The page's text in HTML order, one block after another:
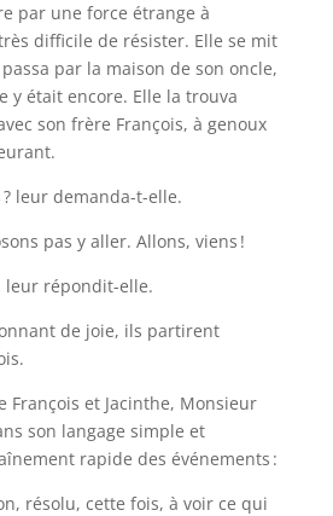
par une force étrange à
difficile de résister. Elle se mit
par la maison de son oncle,
y était encore. Elle la trouva
son frère François, à genoux
? leur demanda-t-elle.
pas y aller. Allons, viens !
leur répondit-elle.
de joie, ils partirent
François et Jacinthe, Monsieur
son langage simple et
rapide des événements :
résolu, cette fois, à voir ce qui